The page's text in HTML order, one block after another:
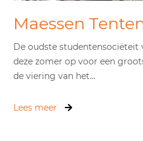
Maessen
De oudste studentensociëteit
deze zomer op voor een
de viering van het...
Lees meer